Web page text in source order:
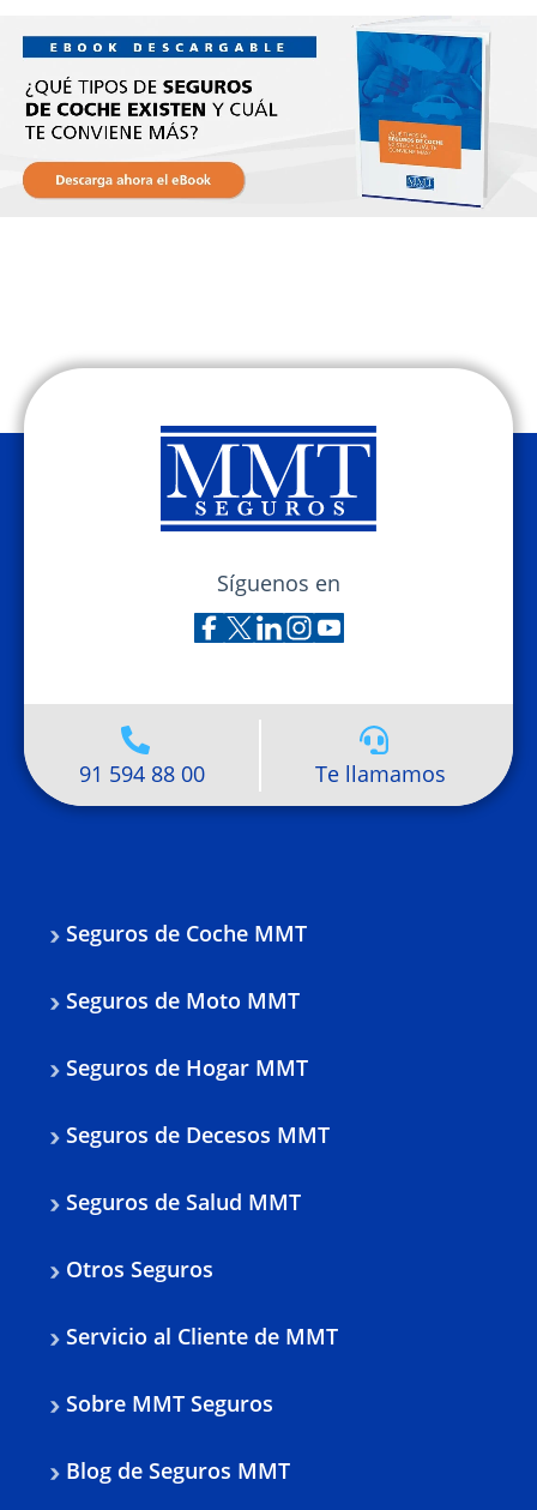
Síguenos en
91 594 88 00 Te llamamos
Seguros de Coche MMT
Seguros de Moto MMT
Seguros de Hogar MMT
Seguros de Decesos MMT
Seguros de Salud MMT
Otros Seguros
Servicio al Cliente de MMT
Sobre MMT Seguros
Blog de Seguros MMT